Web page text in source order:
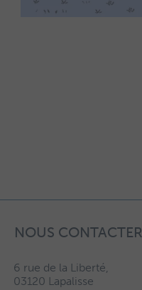
NOUS CONTACTER
6 rue de la Liberté,
03120 Lapalisse